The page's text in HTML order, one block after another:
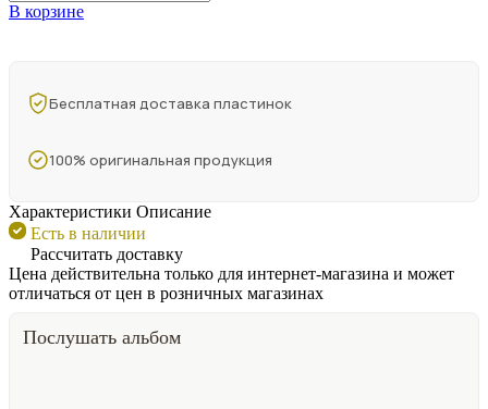
В корзине
Бесплатная доставка пластинок
100% оригинальная продукция
Характеристики Описание
Есть в наличии
Рассчитать доставку
Цена действительна только для интернет-магазина и может
отличаться от цен в розничных магазинах
Послушать альбом